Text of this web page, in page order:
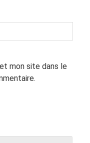
mon site dans le